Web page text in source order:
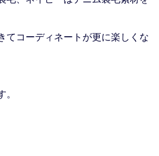
てコーディネートが更に楽しくな
。